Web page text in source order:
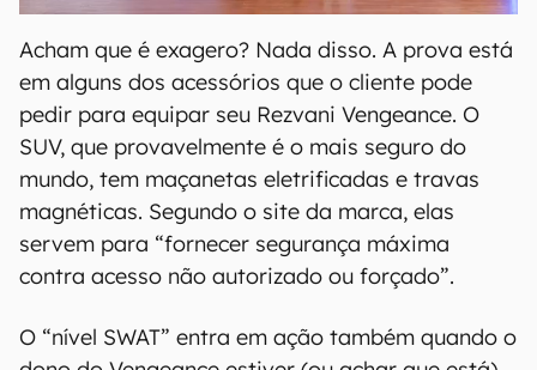
Acham que é exagero? Nada disso. A prova está
em alguns dos acessórios que o cliente pode
pedir para equipar seu Rezvani Vengeance. O
SUV, que provavelmente é o mais seguro do
mundo, tem maçanetas eletrificadas e travas
magnéticas. Segundo o site da marca, elas
servem para “fornecer segurança máxima
contra acesso não autorizado ou forçado”.
O “nível SWAT” entra em ação também quando o